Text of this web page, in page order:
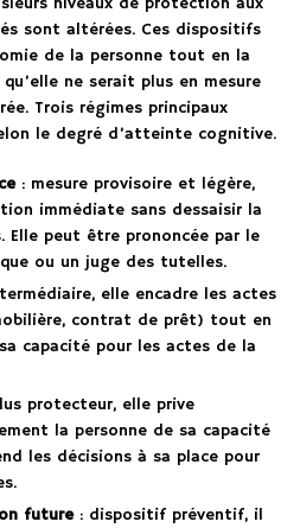
sont altérées. Ces dispositifs
de la personne tout en la
ne serait plus en mesure
Trois régimes principaux
le degré d’atteinte cognitive.
: mesure provisoire et légère,
immédiate sans dessaisir la
Elle peut être prononcée par le
ou un juge des tutelles.
elle encadre les actes
contrat de prêt) tout en
capacité pour les actes de la
protecteur, elle prive
la personne de sa capacité
les décisions à sa place pour
future: dispositif préventif, il